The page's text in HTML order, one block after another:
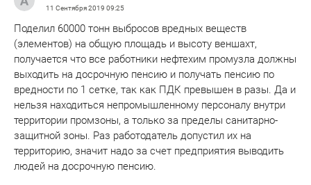
11 Сентября 2019 09:25
Поделил 60000 тонн выбросов вредных веществ
(элементов) на общую площадь и высоту веншахт,
получается что все работники нефтехим промузла должны
выходить на досрочную пенсию и получать пенсию по
вредности по 1 сетке, так как ПДК превышен в разы. Да и
нельзя находиться непромышленному персоналу внутри
территории промзоны, а только за пределы санитарно-
защитной зоны. Раз работодатель допустил их на
территорию, значит надо за счет предприятия выводить
людей на досрочную пенсию.